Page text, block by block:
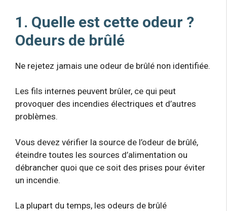
1. Quelle est cette odeur ?
Odeurs de brûlé
Ne rejetez jamais une odeur de brûlé non identifiée.
Les fils internes peuvent brûler, ce qui peut
provoquer des incendies électriques et d’autres
problèmes.
Vous devez vérifier la source de l’odeur de brûlé,
éteindre toutes les sources d’alimentation ou
débrancher quoi que ce soit des prises pour éviter
un incendie.
La plupart du temps, les odeurs de brûlé